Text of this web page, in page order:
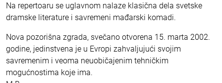
Na repertoaru se uglavnom nalaze klasična dela svetske
dramske literature i savremeni mađarski komadi.
Nova pozorišna zgrada, svečano otvorena 15. marta 2002.
godine, jedinstvena je u Evropi zahvaljujući svojim
savremenim i veoma neuobičajenim tehničkim
mogućnostima koje ima.